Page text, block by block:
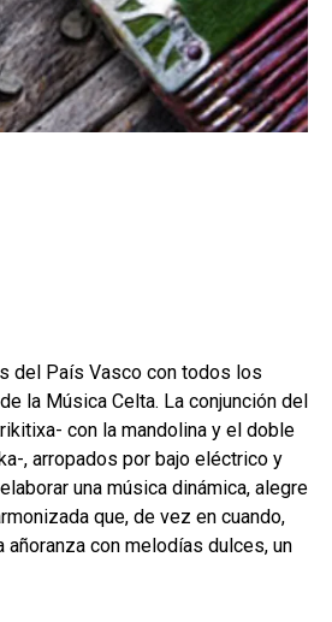
del País Vasco con todos los
la Música Celta. La conjunción del
con la mandolina y el doble
, arropados por bajo eléctrico y
una música dinámica, alegre
que, de vez en cuando,
añoranza con melodías dulces, un